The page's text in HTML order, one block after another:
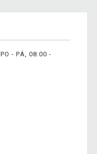
PO - PÁ, 08:00 -